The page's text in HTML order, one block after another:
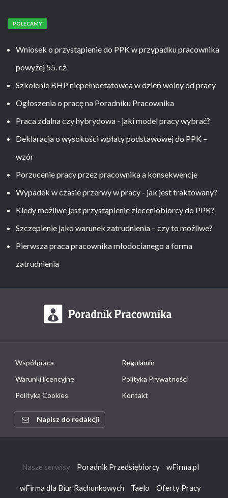
POLECAMY
Wniosek o przystąpienie do PPK w przypadku pracownika
powyżej 55. r.ż.
Szkolenie BHP niepełnoetatowca w dzień wolny od pracy
Ogłoszenia o pracę na Poradniku Pracownika
Praca zdalna czy hybrydowa - jaki model pracy wybrać?
Deklaracja o wysokości wpłaty podstawowej do PPK –
wzór
Porzucenie pracy przez pracownika a konsekwencje
Wypadek w czasie przerwy w pracy - jak jest traktowany?
Kiedy możliwe jest przystąpienie zleceniobiorcy do PPK?
Szczepienie jako warunek zatrudnienia – czy to możliwe?
Pierwsza praca pracownika młodocianego a forma
zatrudnienia
Współpraca
Regulamin
Warunki licencyjne
Polityka Prywatności
Polityka Cookies
Kontakt
Napisz do redakcji
Nasze serwisy Poradnik Przedsiębiorcy wFirma.pl
wFirma dla Biur Rachunkowych Taelo Oferty Pracy